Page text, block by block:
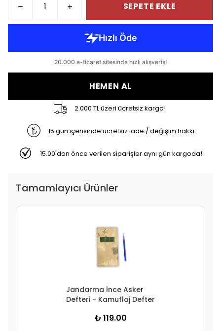
SEPETE EKLE
HEMEN AL
2.000 TL üzeri ücretsiz kargo!
15 gün içerisinde ücretsiz iade / değişim hakkı
15.00'dan önce verilen siparişler aynı gün kargoda!
Tamamlayıcı Ürünler
Jandarma İnce Asker
Defteri - Kamuflaj Defter
₺ 119.00